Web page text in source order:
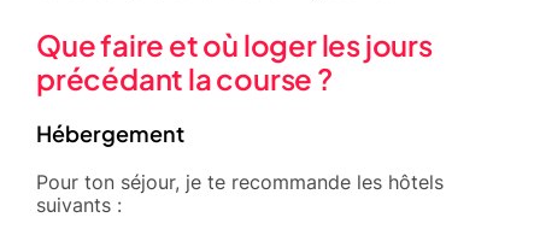
Que faire et où loger les jours
précédant la course ?
Hébergement
Pour ton séjour, je te recommande les hôtels
suivants :